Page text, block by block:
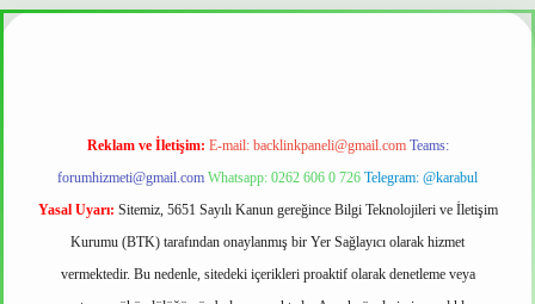
güvenilir mi
Reklam ve İletişim: E-mail: backlinkpaneli@gmail.com Teams:
forumhizmeti@gmail.com Whatsapp: 0262 606 0 726 Telegram: @karabul
Yasal Uyarı: Sitemiz, 5651 Sayılı Kanun gereğince Bilgi Teknolojileri ve İletişim
Kurumu (BTK) tarafından onaylanmış bir Yer Sağlayıcı olarak hizmet
vermektedir. Bu nedenle, sitedeki içerikleri proaktif olarak denetleme veya